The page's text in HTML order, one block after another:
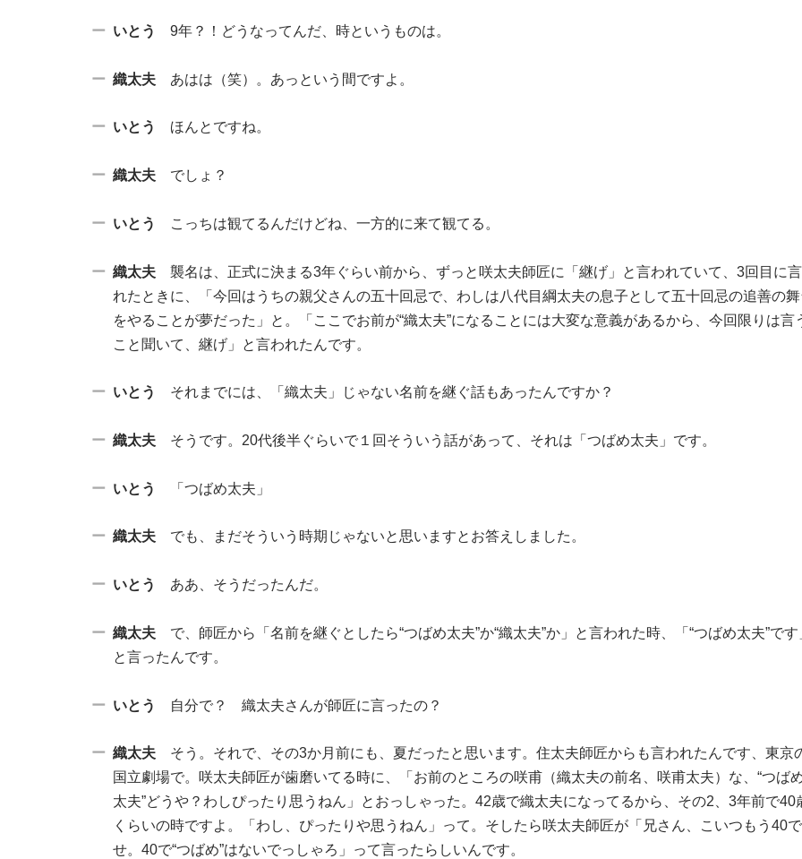
いとう 9年？！どうなってんだ、時というものは。
織太夫 あはは（笑）。あっという間ですよ。
いとう ほんとですね。
織太夫 でしょ？
いとう こっちは観てるんだけどね、一方的に来て観てる。
織太夫
襲名は、正式に決まる3年ぐらい前から、ずっと咲太夫師匠に「継げ」と言われていて、3回目に
れたときに、「今回はうちの親父さんの五十回忌で、わしは八代目綱太夫の息子として五十回忌の追善の
をやることが夢だった」と。「ここでお前が“織太夫”になることには大変な意義があるから、今回限りは言
こと聞いて、継げ」と言われたんです。
いとう それまでには、「織太夫」じゃない名前を継ぐ話もあったんですか？
織太夫 そうです。20代後半ぐらいで１回そういう話があって、それは「つばめ太夫」です。
いとう 「つばめ太夫」
織太夫 でも、まだそういう時期じゃないと思いますとお答えしました。
いとう ああ、そうだったんだ。
織太夫
で、師匠から「名前を継ぐとしたら“つばめ太夫”か“織太夫”か」と言われた時、「“つばめ太夫”です
と言ったんです。
いとう 自分で？ 織太夫さんが師匠に言ったの？
織太夫
そう。それで、その3か月前にも、夏だったと思います。住太夫師匠からも言われたんです、東京
国立劇場で。咲太夫師匠が歯磨いてる時に、「お前のところの咲甫（織太夫の前名、咲甫太夫）な、“つば
太夫”どうや？わしぴったり思うねん」とおっしゃった。42歳で織太夫になってるから、その2、3年前で40
くらいの時ですよ。「わし、ぴったりや思うねん」って。そしたら咲太夫師匠が「兄さん、こいつもう40
せ。40で“つばめ”はないでっしゃろ」って言ったらしいんです。